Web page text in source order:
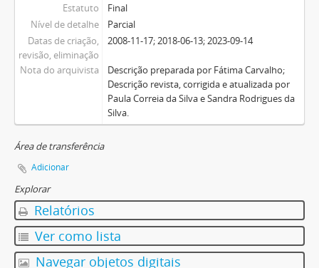
Estatuto
Final
Nível de detalhe
Parcial
Datas de criação,
revisão, eliminação
2008-11-17; 2018-06-13; 2023-09-14
Nota do arquivista
Descrição preparada por Fátima Carvalho;
Descrição revista, corrigida e atualizada por
Paula Correia da Silva e Sandra Rodrigues da
Silva.
Área de transferência
Adicionar
Explorar
Relatórios
Ver como lista
Navegar objetos digitais